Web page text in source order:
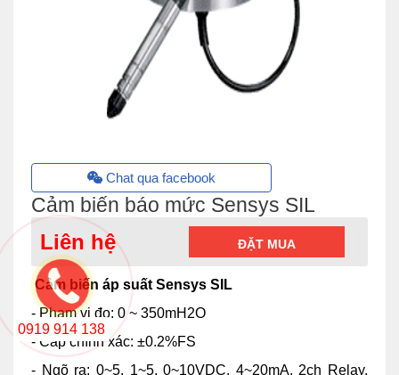
Chat qua facebook
Cảm biến báo mức Sensys SIL
Liên hệ ĐẶT MUA
Cảm biến áp suất Sensys SIL
- Phạm vi đo: 0 ~ 350mH2O
- Cấp chính xác: ±0.2%FS
- Ngõ ra: 0~5, 1~5, 0~10VDC, 4~20mA, 2ch Relay,
0919 914 138